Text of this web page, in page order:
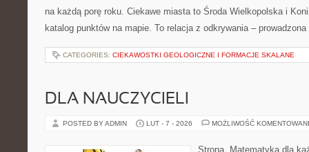
na każdą porę roku. Ciekawe miasta to Środa Wielkopolska i
katalog punktów na mapie. To relacja z odkrywania –
CATEGORIES: CIEKAWOSTKI GEOLOGICZNE I FORMACJE SKALANE
DLA NAUCZYCIELI
POSTED BY ADMIN LUT - 7 - 2026 MOŻLIWOŚĆ
Strona „Matematyka dla